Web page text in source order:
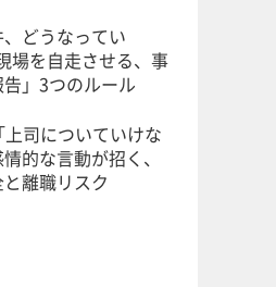
どうなってい
を自走させる、事
」3つのルール
司についていけな
的な言動が招く、
離職リスク